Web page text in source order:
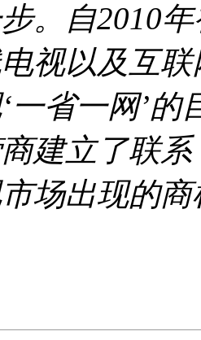
。自2010
视以及互
一省一网’
建立了联
场出现的商